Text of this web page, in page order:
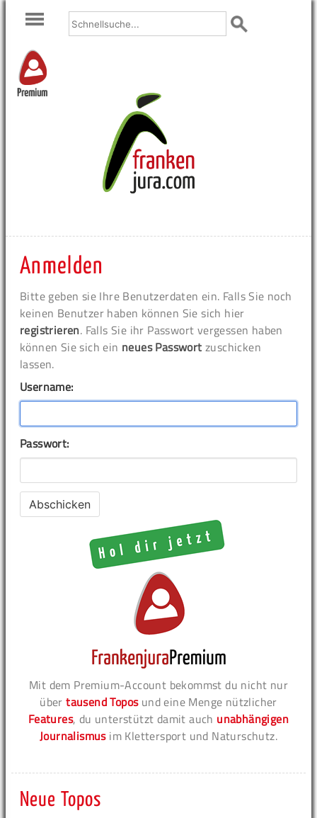
Premium
Anmelden
Bitte geben sie Ihre Benutzerdaten ein. Falls Sie noch
keinen Benutzer haben können Sie sich hier
registrieren. Falls Sie ihr Passwort vergessen haben
können Sie sich ein neues Passwort zuschicken
lassen.
Username:
Passwort:
Mit dem Premium-Account bekommst du nicht nur
übertausend Toposund eine Menge nützlicher
Features, du unterstützt damit auch unabhängigen
Journalismusim Klettersport und Naturschutz.
Neue Topos